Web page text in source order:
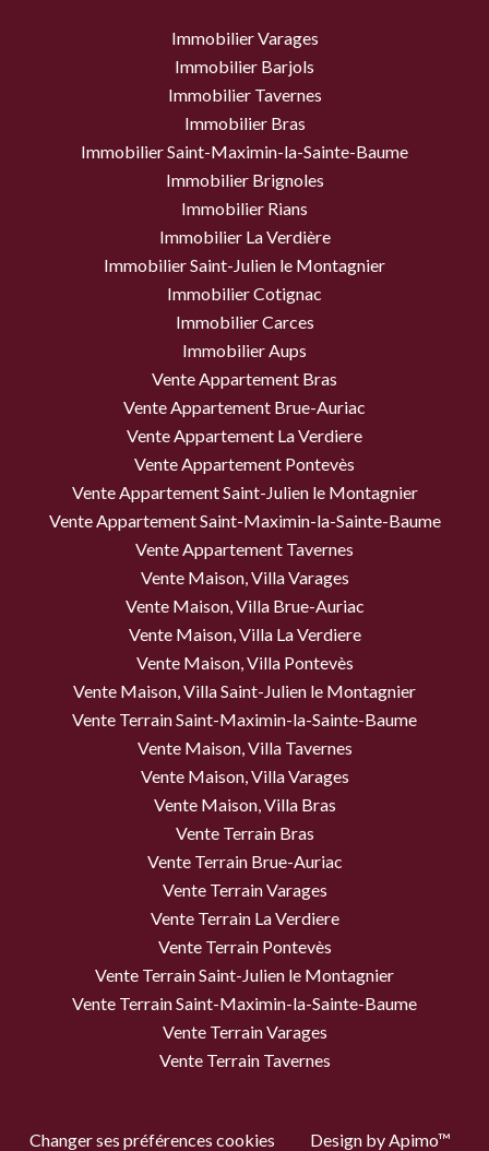
Immobilier Varages
Immobilier Barjols
Immobilier Tavernes
Immobilier Bras
Immobilier Saint-Maximin-la-Sainte-Baume
Immobilier Brignoles
Immobilier Rians
Immobilier La Verdière
Immobilier Saint-Julien le Montagnier
Immobilier Cotignac
Immobilier Carces
Immobilier Aups
Vente Appartement Bras
Vente Appartement Brue-Auriac
Vente Appartement La Verdiere
Vente Appartement Pontevès
Vente Appartement Saint-Julien le Montagnier
Vente Appartement Saint-Maximin-la-Sainte-Baume
Vente Appartement Tavernes
Vente Maison, Villa Varages
Vente Maison, Villa Brue-Auriac
Vente Maison, Villa La Verdiere
Vente Maison, Villa Pontevès
Vente Maison, Villa Saint-Julien le Montagnier
Vente Terrain Saint-Maximin-la-Sainte-Baume
Vente Maison, Villa Tavernes
Vente Maison, Villa Varages
Vente Maison, Villa Bras
Vente Terrain Bras
Vente Terrain Brue-Auriac
Vente Terrain Varages
Vente Terrain La Verdiere
Vente Terrain Pontevès
Vente Terrain Saint-Julien le Montagnier
Vente Terrain Saint-Maximin-la-Sainte-Baume
Vente Terrain Varages
Vente Terrain Tavernes
Changer ses préférences cookies Design byApimo™